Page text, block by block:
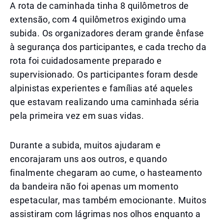
A rota de caminhada tinha 8 quilômetros de
extensão, com 4 quilômetros exigindo uma
subida. Os organizadores deram grande ênfase
à segurança dos participantes, e cada trecho da
rota foi cuidadosamente preparado e
supervisionado. Os participantes foram desde
alpinistas experientes e famílias até aqueles
que estavam realizando uma caminhada séria
pela primeira vez em suas vidas.
Durante a subida, muitos ajudaram e
encorajaram uns aos outros, e quando
finalmente chegaram ao cume, o hasteamento
da bandeira não foi apenas um momento
espetacular, mas também emocionante. Muitos
assistiram com lágrimas nos olhos enquanto a